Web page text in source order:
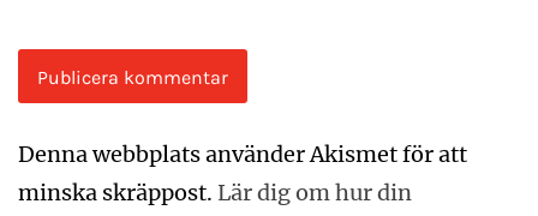
Denna webbplats använder Akismet för att
minska skräppost. Lär dig om hur din